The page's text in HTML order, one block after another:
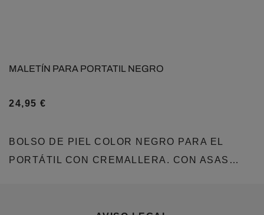
MALETÍN PARA PORTATIL NEGRO
24,95 €
BOLSO DE PIEL COLOR NEGRO PARA EL
PORTÁTIL CON CREMALLERA. CON ASAS…